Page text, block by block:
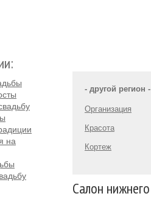
на
- другой регион -
Организация
Красота
Кортеж
Салон